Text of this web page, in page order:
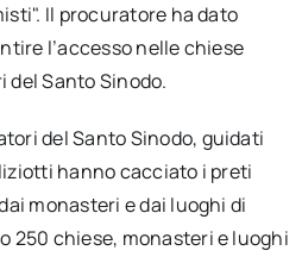
Il procuratore ha dato
l’accesso nelle chiese
Santo Sinodo.
del Santo Sinodo, guidati
hanno cacciato i preti
monasteri e dai luoghi di
250 chiese, monasteri e luoghi